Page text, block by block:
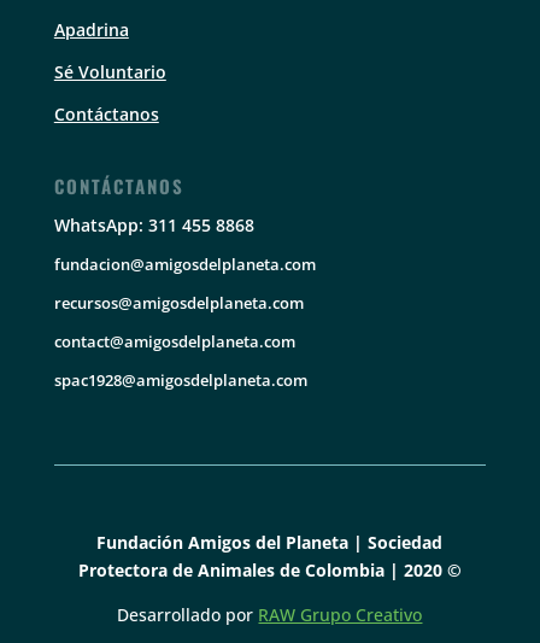
Apadrina
Sé Voluntario
Contáctanos
CONTÁCTANOS
WhatsApp: 311 455 8868
fundacion@amigosdelplaneta.com
recursos@amigosdelplaneta.com
contact@amigosdelplaneta.com
spac1928@amigosdelplaneta.com
Fundación Amigos del Planeta | Sociedad
Protectora de Animales de Colombia | 2020 ©
Desarrollado por RAW Grupo Creativo